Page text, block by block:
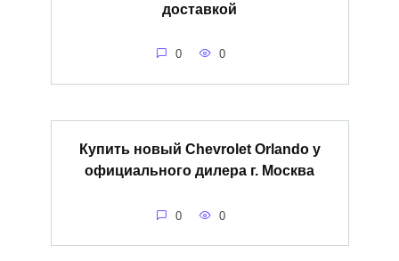
доставкой
0 0
Купить новый Chevrolet Orlando у
официального дилера г. Москва
0 0